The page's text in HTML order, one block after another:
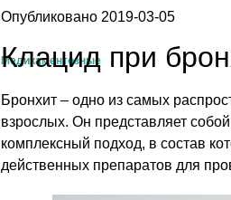
Опубликовано 2019-03-05
Клацид при
Медикаментозные
Бронхит – одно из самых
взрослых. Он представляет
комплексный подход, в состав
действенных препаратов для